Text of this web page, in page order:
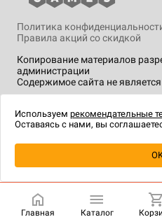
Копирование материалов
администрации
Содержимое сайта не
Политика
Правила акций со скидкой
технологии.
Главная Каталог
Используем рекомендательные
Оставаясь с нами, вы